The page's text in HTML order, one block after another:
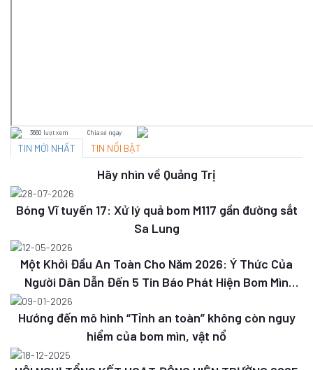
3660 lượt xem Chia sẻ ngay
TIN MỚI NHẤT TIN NỔI BẬT
Hãy nhìn về Quảng Trị
28-07-2026
Bóng Vĩ tuyến 17: Xử lý quả bom M117 gần đường sắt
Sa Lung
12-05-2026
Một Khởi Đầu An Toàn Cho Năm 2026: Ý Thức Của
Người Dân Dẫn Đến 5 Tin Báo Phát Hiện Bom Mìn
Được Xử Lý Thành Công Ngay Ngày Đầu Năm
09-01-2026
Hướng đến mô hình “Tỉnh an toàn” không còn nguy
hiểm của bom mìn, vật nổ
18-12-2025